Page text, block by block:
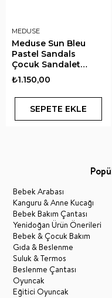
MEDUSE
Meduse Sun Bleu
Pastel Sandals
Çocuk Sandalet
Pastel Mavi
₺1.150,00
SEPETE EKLE
Bebek Arabası
Kanguru & Anne Kucağı
Bebek Bakım Çantası
Yenidoğan Ürün Önerileri
Bebek & Çocuk Bakım
Gıda & Beslenme
Suluk & Termos
Beslenme Çantası
Oyuncak
Eğitici Oyuncak